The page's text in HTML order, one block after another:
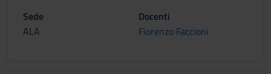
Sede
ALA
Docenti
Fiorenzo Faccioni